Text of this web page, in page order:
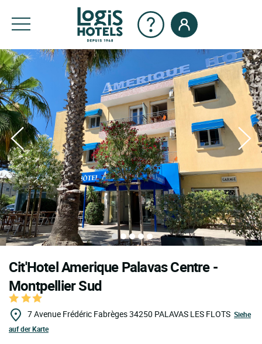
Cit'Hotel Amerique Palavas Centre -
Montpellier Sud
7 Avenue Frédéric Fabrèges34250 PALAVAS LES FLOTS Siehe
auf der Karte